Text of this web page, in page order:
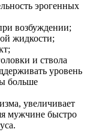
эрогенных
возбуждении;
жидкости;
и ствола
уровень
больше
увеличивает
мужчине быстро